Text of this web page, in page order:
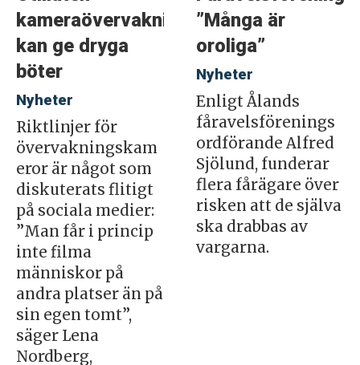
kameraövervakning
kan ge dryga
böter
Nyheter
Riktlinjer för
övervakningskam
eror är något som
diskuterats flitigt
på sociala medier:
”Man får i princip
inte filma
människor på
andra platser än på
sin egen tomt”,
säger Lena
Nordberg,
”Många är
oroliga”
Nyheter
Enligt Ålands
fåravelsförenings
ordförande Alfred
Sjölund, funderar
flera fårägare över
risken att de själva
ska drabbas av
vargarna.